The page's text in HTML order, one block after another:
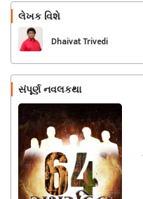
લેખક વિશે
Dhaivat Trivedi
સંપૂર્ણ નવલકથા